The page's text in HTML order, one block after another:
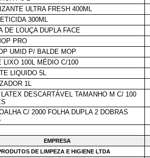
ULTRA FRESH 400ML
300ML
DE LOUÇA DUPLA FACE
PRO
UMID P/ BALDE MOP
LIXO 100L MÉDIO C/100
LIQUIDO 5L
1L
LATEX DESCARTÁVEL TAMANHO M C/ 100
C/ 2000 FOLHA DUPLA 2 DOBRAS
EMPRESA
DE LIMPEZA E HIGIENE LTDA